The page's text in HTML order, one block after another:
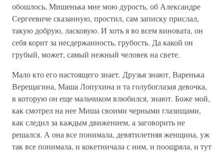
обошлось, Мишенька мне мою дурость, об Александре
Сергеевиче сказанную, простил, сам записку прислал,
такую добрую, ласковую. И хоть я во всем виновата, он
себя корит за несдержанность, грубость. Да какой он
грубый, может, самый нежный человек на свете.
Мало кто его настоящего знает. Друзья знают, Варенька
Верещагина, Маша Лопухина и та голубоглазая девочка,
в которую он еще мальчиком влюбился, знают. Боже мой,
как смотрел на нее Миша своими черными глазищами,
как следил за каждым движением, а заговорить не
решался. А она все понимала, девятилетняя женщина, уж
так все понимала, и кокетничала с ним, и поощряла, и тут